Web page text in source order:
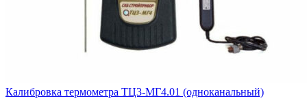
Калибровка термометра ТЦ3-МГ4.01 (одноканальный)